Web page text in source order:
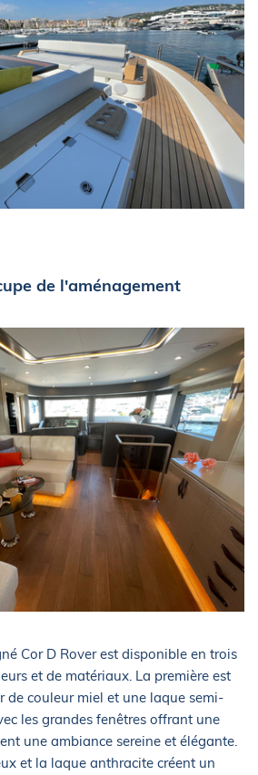
de l'aménagement
Cor D Rover est disponible en trois
et de matériaux. La première est
de couleur miel et une laque semi-
les grandes fenêtres offrant une
une ambiance sereine et élégante.
et la laque anthracite créent un